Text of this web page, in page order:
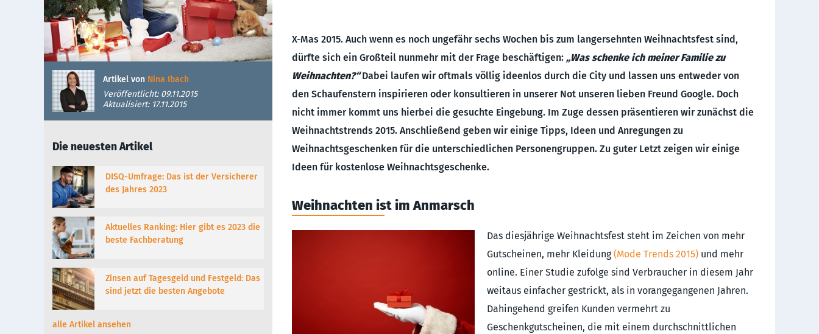
Artikel von Nina Ibach
Veröffentlicht: 09.11.2015
Aktualisiert: 17.11.2015
X-Mas 2015. Auch wenn es noch ungefähr sechs Wochen bis zum langersehnten Weihnachtsfest sind,
dürfte sich ein Großteil nunmehr mit der Frage beschäftigen: „Was schenke ich meiner Familie zu
Weihnachten?“Dabei laufen wir oftmals völlig ideenlos durch die City und lassen uns entweder von
den Schaufenstern inspirieren oder konsultieren in unserer Not unseren lieben Freund Google. Doch
nicht immer kommt uns hierbei die gesuchte Eingebung. Im Zuge dessen präsentieren wir zunächst die
Weihnachtstrends 2015. Anschließend geben wir einige Tipps, Ideen und Anregungen zu
Weihnachtsgeschenken für die unterschiedlichen Personengruppen. Zu guter Letzt zeigen wir einige
Ideen für kostenlose Weihnachtsgeschenke.
Weihnachten ist im Anmarsch
Das diesjährige Weihnachtsfest steht im Zeichen von mehr
Gutscheinen, mehr Kleidung(Mode Trends 2015) und mehr
online. Einer Studie zufolge sind Verbraucher in diesem Jahr
weitaus einfacher gestrickt, als in vorangegangenen Jahren.
Dahingehend greifen Kunden vermehrt zu
Geschenkgutscheinen, die mit einem durchschnittlichen
Die neuesten Artikel
DISQ-Umfrage: Das ist der Versicherer
des Jahres 2023
Aktuelles Ranking: Hier gibt es 2023 die
beste Fachberatung
Zinsen auf Tagesgeld und Festgeld: Das
sind jetzt die besten Angebote
alle Artikel ansehen